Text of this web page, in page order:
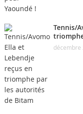
Tennis/
décembre